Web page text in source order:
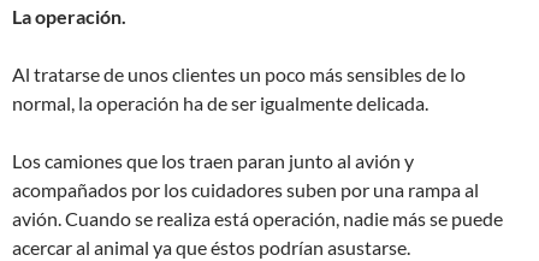
La operación.
Al tratarse de unos clientes un poco más sensibles de lo
normal, la operación ha de ser igualmente delicada.
Los camiones que los traen paran junto al avión y
acompañados por los cuidadores suben por una rampa al
avión. Cuando se realiza está operación, nadie más se puede
acercar al animal ya que éstos podrían asustarse.